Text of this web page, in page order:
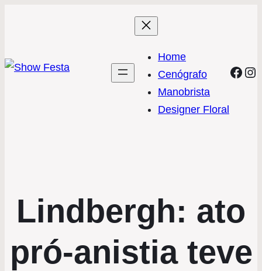
Home
Cenógrafo
Manobrista
Designer Floral
Lindbergh: ato
pró-anistia teve